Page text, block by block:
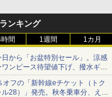
ンキング
間 1週間 1カ月
から「お盆特別セール」。涼感
ンピース待望値下げ、撥水ギア
円に
オフの「新幹線eチケット（トク
ル28）」発売。秋冬乗車分、えき